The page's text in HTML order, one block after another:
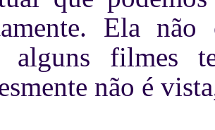
Ela
alguns filmes
não é